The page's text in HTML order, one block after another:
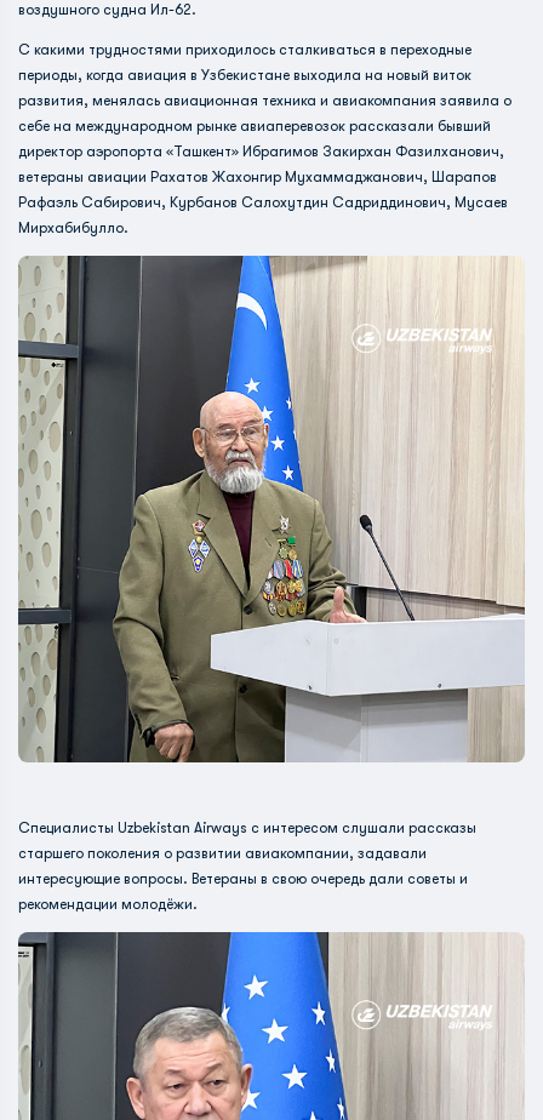
воздушного судна Ил-62.
С какими трудностями приходилось сталкиваться в переходные
периоды, когда авиация в Узбекистане выходила на новый виток
развития, менялась авиационная техника и авиакомпания заявила о
себе на международном рынке авиаперевозок рассказали бывший
директор аэропорта «Ташкент» Ибрагимов Закирхан Фазилханович,
ветераны авиации Рахатов Жахонгир Мухаммаджанович, Шарапов
Рафаэль Сабирович, Курбанов Салохутдин Садриддинович, Мусаев
Мирхабибулло.
Специалисты Uzbekistan Airways с интересом слушали рассказы
старшего поколения о развитии авиакомпании, задавали
интересующие вопросы. Ветераны в свою очередь дали советы и
рекомендации молодёжи.